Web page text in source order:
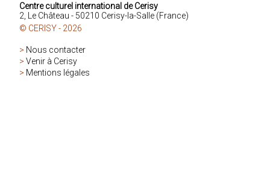
Centre culturel international de Cerisy
2, Le Château - 50210 Cerisy-la-Salle (France)
© CERISY - 2026
> Nous contacter
> Venir à Cerisy
> Mentions légales